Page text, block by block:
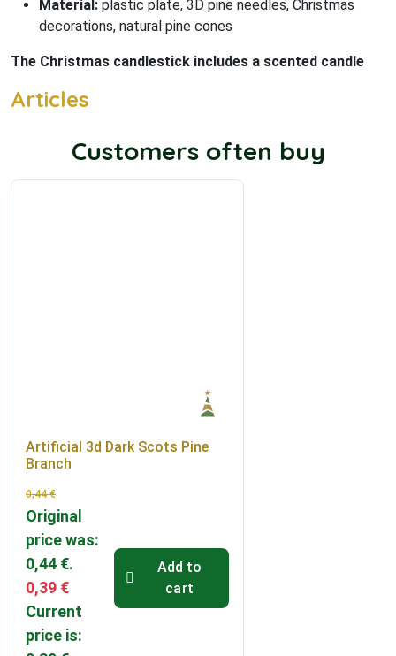
Material: plastic plate, 3D pine needles, Christmas
decorations, natural pine cones
The Christmas candlestick includes a scented candle
Articles
Customers often buy
Artificial 3d Dark Scots Pine
Branch
0,44€
Original
price was:
0,44 €.
0,39 €
Current
price is:
Add to
cart